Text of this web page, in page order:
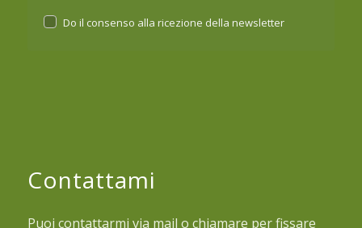
Do il consenso alla ricezione della newsletter
Contattami
Puoi contattarmi via mail o chiamare per fissare